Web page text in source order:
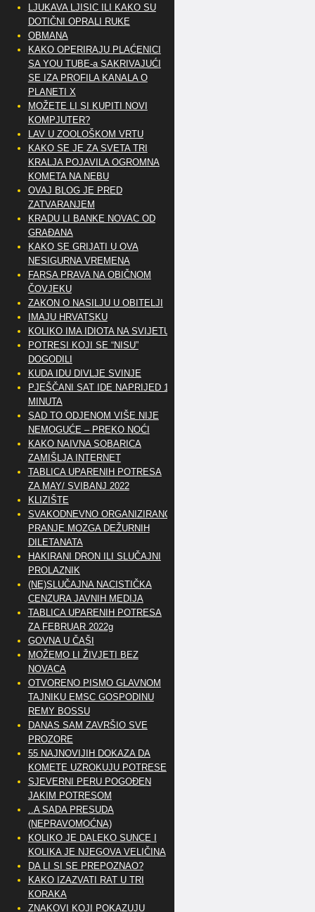
LJUKAVA LJISIC ILI KAKO SU
DOTIČNI OPRALI RUKE
OBMANA
KAKO OPERIRAJU PLAĆENICI
SA YOU TUBE-a SAKRIVAJUĆI
SE IZA PROFILA KANALA O
PLANETI X
MOŽETE LI SI KUPITI NOVI
KOMPJUTER?
LAV U ZOOLOŠKOM VRTU
KAKO SE JE ZA SVETA TRI
KRALJA POJAVILA OGROMNA
KOMETA NA NEBU
OVAJ BLOG JE PRED
ZATVARANJEM
KRADU LI BANKE NOVAC OD
GRAĐANA
KAKO SE GRIJATI U OVA
NESIGURNA VREMENA
FARSA PRAVA NA OBIČNOM
ČOVJEKU
ZAKON O NASILJU U OBITELJI
IMAJU HRVATSKU
KOLIKO IMA IDIOTA NA SVIJETU?
POTRESI KOJI SE “NISU”
DOGODILI
KUDA IDU DIVLJE SVINJE
PJEŠČANI SAT IDE NAPRIJED 10
MINUTA
SAD TO ODJENOM VIŠE NIJE
NEMOGUĆE – PREKO NOĆI
KAKO NAIVNA SOBARICA
ZAMIŠLJA INTERNET
TABLICA UPARENIH POTRESA
ZA MAY/ SVIBANJ 2022
KLIZIŠTE
SVAKODNEVNO ORGANIZIRANO
PRANJE MOZGA DEŽURNIH
DILETANATA
HAKIRANI DRON ILI SLUČAJNI
PROLAZNIK
(NE)SLUČAJNA NACISTIČKA
CENZURA JAVNIH MEDIJA
TABLICA UPARENIH POTRESA
ZA FEBRUAR 2022g
GOVNA U ČAŠI
MOŽEMO LI ŽIVJETI BEZ
NOVACA
OTVORENO PISMO GLAVNOM
TAJNIKU EMSC GOSPODINU
REMY BOSSU
DANAS SAM ZAVRŠIO SVE
PROZORE
55 NAJNOVIJIH DOKAZA DA
KOMETE UZROKUJU POTRESE
SJEVERNI PERU POGOĐEN
JAKIM POTRESOM
..A SADA PRESUDA
(NEPRAVOMOĆNA)
KOLIKO JE DALEKO SUNCE I
KOLIKA JE NJEGOVA VELIČINA
DA LI SI SE PREPOZNAO?
KAKO IZAZVATI RAT U TRI
KORAKA
ZNAKOVI KOJI POKAZUJU